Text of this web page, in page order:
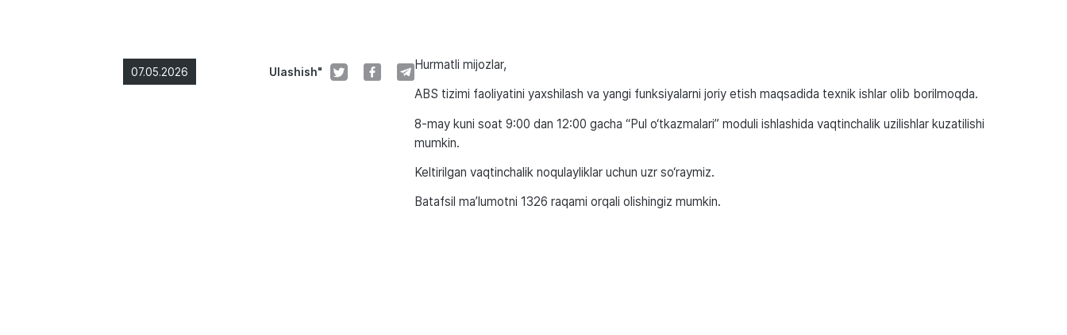
07.05.2026 Ulashish"
Hurmatli mijozlar,
ABS tizimi faoliyatini yaxshilash va yangi funksiyalarni joriy etish maqsadida texnik ishlar olib borilmoqda.
8-may kuni soat 9:00 dan 12:00 gacha “Pul o‘tkazmalari” moduli ishlashida vaqtinchalik uzilishlar kuzatilishi
mumkin.
Keltirilgan vaqtinchalik noqulayliklar uchun uzr so‘raymiz.
Batafsil ma’lumotni 1326 raqami orqali olishingiz mumkin.